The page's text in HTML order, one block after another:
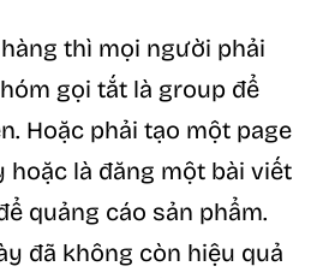
thì mọi người phải
gọi tắt là group để
Hoặc phải tạo một page
hoặc là đăng một bài viết
quảng cáo sản phẩm.
đã không còn hiệu quả